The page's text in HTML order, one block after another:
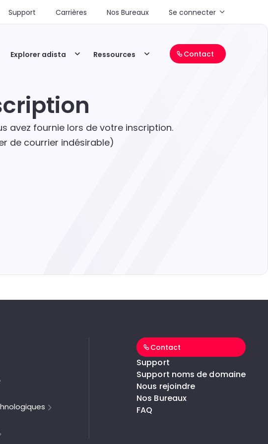
Support Carrières Nos Bureaux Se connecter
Explorer adista Ressources Contact
avez fournie lors de votre inscription.
de courrier indésirable)
Contact
Support
Support noms de domaine
Nous rejoindre
Nos Bureaux
FAQ